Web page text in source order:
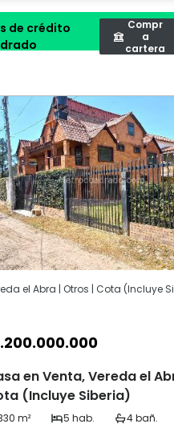
de crédito
Compr
a
cartera
en Venta, Vereda el
(Incluye Siberia)